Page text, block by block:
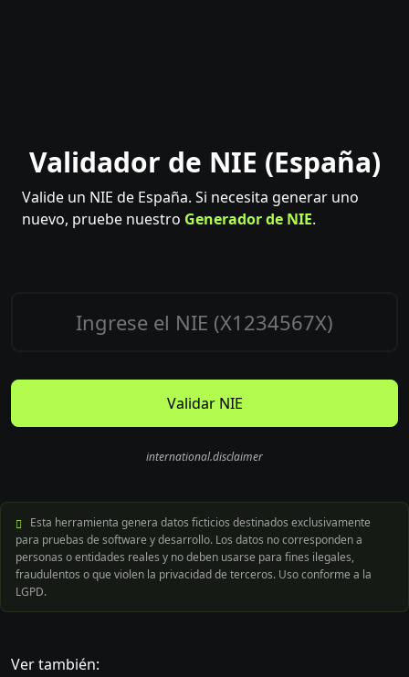
Validador de NIE (España)
Valide un NIE de España. Si necesita generar uno
nuevo, pruebe nuestro Generador de NIE.
Validar NIE
international.disclaimer
Esta herramienta genera datos ficticios destinados exclusivamente
para pruebas de software y desarrollo. Los datos no corresponden a
personas o entidades reales y no deben usarse para fines ilegales,
fraudulentos o que violen la privacidad de terceros. Uso conforme a la
LGPD.
Ver también: